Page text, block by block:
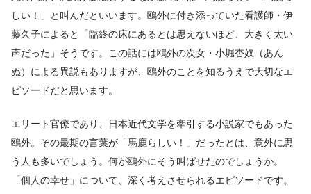
しい！」と叫んだといいます。鴎外に付き添っていた看護師・伊
藤久子によると「臨終の床にあるとは思えないほど、大きく太い
声だった」そうです。この話には鴎外の次女・小堀杏奴（あん
ぬ）による異説もありますが、鴎外のことを知るうえで大切なエ
ピソードだと思います。
エリート官僚であり、日本近代文学を牽引する小説家でもあった
鴎外。その最期の言葉が「馬鹿らしい！」だったとは、意外に思
う人も多いでしょう。何が鴎外にそう叫ばせたのでしょうか。
「個人の幸せ」について、深く考えさせられるエピソードです。